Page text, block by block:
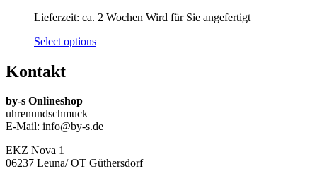
Lieferzeit: ca. 2 Wochen Wird für Sie angefertigt
Select options
Kontakt
by-s Onlineshop
uhrenundschmuck
E-Mail: info@by-s.de
EKZ Nova 1
06237 Leuna/ OT Güthersdorf